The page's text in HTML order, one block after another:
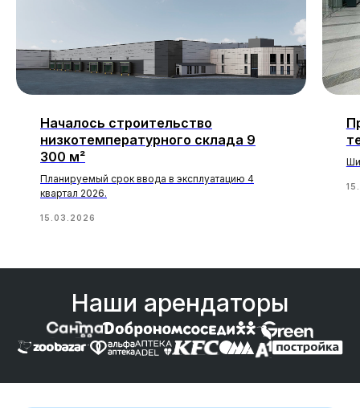
Началось строительство
низкотемпературного склада 9
300 м²
Планируемый срок ввода в эксплуатацию 4
квартал 2026.
15.03.2026
Наши арендаторы